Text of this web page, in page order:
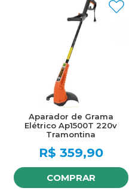
Aparador de Grama
Elétrico Ap1500T 220v
Tramontina
R$ 359,90
COMPRAR